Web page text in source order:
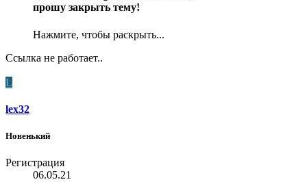
прошу закрыть тему!​
Нажмите, чтобы раскрыть...
Ссылка не работает..
L
lex32
Новенький
Регистрация
06.05.21